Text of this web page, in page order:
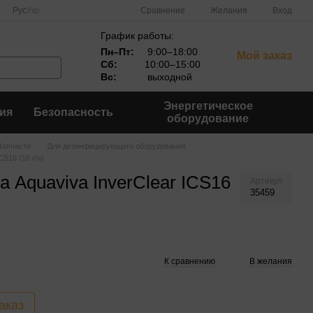
Рус Сравнение Желания Вход
График работы:
Пн–Пт:
9:00–18:00
Сб:
10:00–15:00
Вс:
выходной
Мой заказ
Безопасность
Энергетическое
оборудование
Запчасти
Для дезинфицирующего оборудования
(16 г/ч)
Aquaviva InverClear ICS16
35459
К сравнению В желания